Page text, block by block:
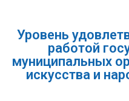
Уровень
работой
муниципальных
искусства и